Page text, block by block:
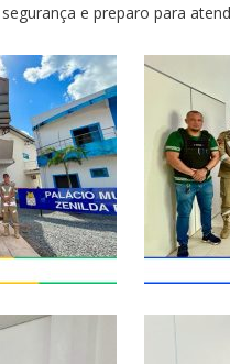
e preparo para